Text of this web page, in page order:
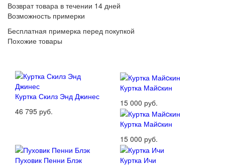
Возврат товара в течении 14 дней
Возможность примерки
Бесплатная примерка перед покупкой
Похожие товары
Куртка Скилз Энд Джинес
46 795 руб.
Куртка Майcкин
15 000 руб.
Куртка Майcкин
15 000 руб.
Пуховик Пенни Блэк Куртка Ичи